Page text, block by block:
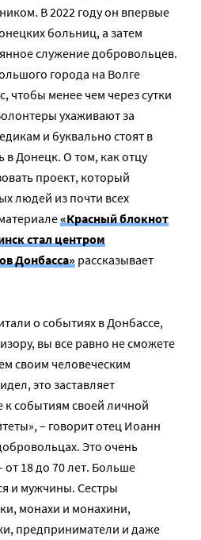
В 2022 году он впервые
больниц, а затем
служение добровольцев.
города на Волге
чтобы менее чем через сутки
ухаживают за
и буквально стоят в
в Донецк. О том, как отцу
проект, который
людей из почти всех
«Красный блокнот
стал центром
Донбасса» рассказывает
о событиях в Донбассе,
вы все равно не сможете
своим человеческим
это заставляет
событиям своей личной
– говорит отец Иоанн
Это очень
18 до 70 лет. Больше
и мужчины. Сестры
монахи и монахини,
предприниматели и даже